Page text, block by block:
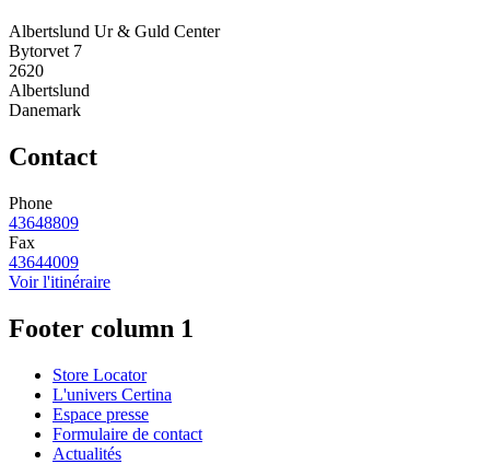
Albertslund Ur & Guld Center
Bytorvet 7
2620
Albertslund
Danemark
Contact
Phone
43648809
Fax
43644009
Voir l'itinéraire
Footer column 1
Store Locator
L'univers Certina
Espace presse
Formulaire de contact
Actualités